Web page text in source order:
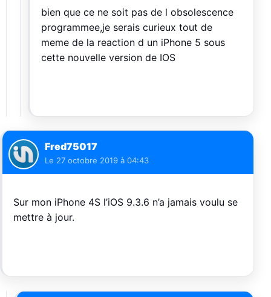
bien que ce ne soit pas de l obsolescence
programmee,je serais curieux tout de
meme de la reaction d un iPhone 5 sous
cette nouvelle version de IOS
Fred75017
Le 27 octobre 2019 à 04:43
Sur mon iPhone 4S l’iOS 9.3.6 n’a jamais voulu se
mettre à jour.